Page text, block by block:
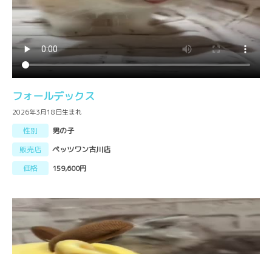
フォールデックス
2026年3月18日生まれ
性別
男の子
販売店
ペッツワン古川店
価格
159,600円